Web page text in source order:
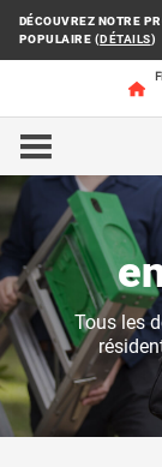
DÉCOUVREZ NOTRE
POPULAIRE (DÉTAILS)
ACCUEIL
Tous les